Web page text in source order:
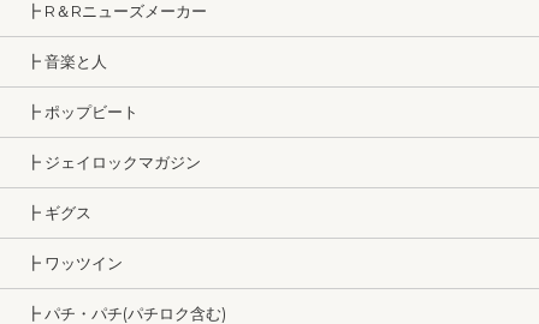
┣ R＆Rニューズメーカー
┣ 音楽と人
┣ ポップビート
┣ ジェイロックマガジン
┣ ギグス
┣ ワッツイン
┣ パチ・パチ(パチロク含む)